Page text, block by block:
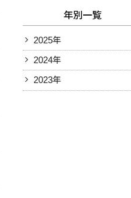
年別一覧
2025年
2024年
2023年